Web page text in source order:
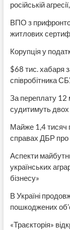
російській
ВПО з
житлових
Корупція у
$68 тис. хабаря
співробітника
За переплату 12
судитимуть двох
Майже 1,4 тисяч
справах ДБР про
Аспекти
українських
бізнесу»
В Україні
пошкоджених
«Траєкторія»